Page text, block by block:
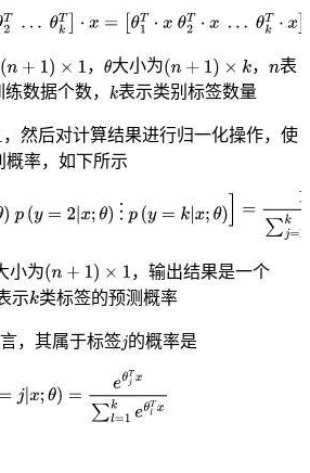
， 大小为 ，
表
数据个数， 表示类别标签数量
，然后对计算结果进行归一化操作，使
概率，如下所示
小为
，输出结果是一个
示 类标签的预测概率
，其属于标签 的概率是